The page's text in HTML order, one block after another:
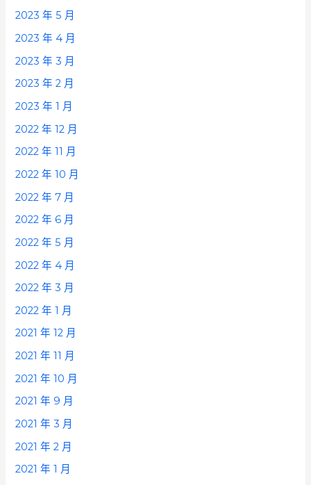
2023 年 5 月
2023 年 4 月
2023 年 3 月
2023 年 2 月
2023 年 1 月
2022 年 12 月
2022 年 11 月
2022 年 10 月
2022 年 7 月
2022 年 6 月
2022 年 5 月
2022 年 4 月
2022 年 3 月
2022 年 1 月
2021 年 12 月
2021 年 11 月
2021 年 10 月
2021 年 9 月
2021 年 3 月
2021 年 2 月
2021 年 1 月